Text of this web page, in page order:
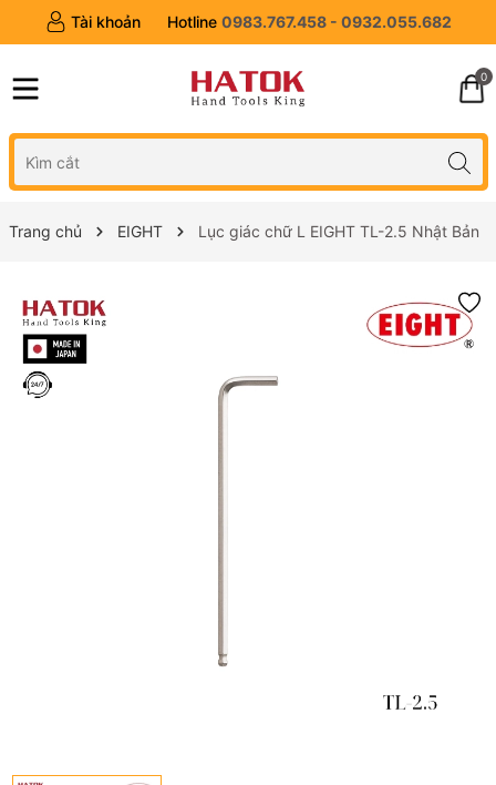
Tài khoản Hotline 0983.767.458 - 0932.055.682
0
Trang chủ EIGHT Lục giác chữ L EIGHT TL-2.5 Nhật Bản